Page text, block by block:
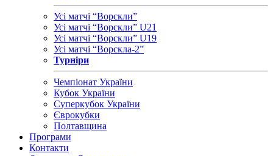
Усі матчі “Ворскли”
Усі матчі “Ворскли” U21
Усі матчі “Ворскли” U19
Усі матчі “Ворскла-2”
Турніри
Чемпіонат України
Кубок України
Суперкубок України
Єврокубки
Полтавщина
Програми
Контакти